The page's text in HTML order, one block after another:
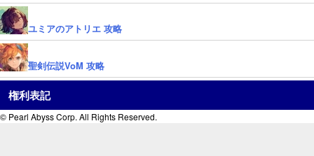
ユミアのアトリエ 攻略
聖剣伝説VoM 攻略
権利表記
© Pearl Abyss Corp. All Rights Reserved.